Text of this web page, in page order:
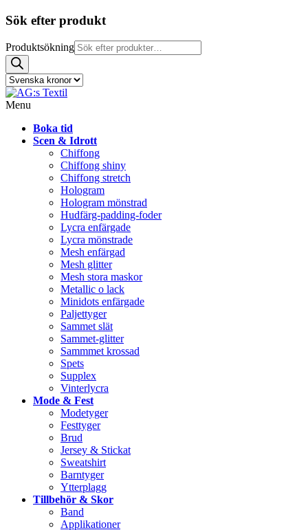
Sök efter produkt
Produktsökning
Menu
Boka tid
Scen & Idrott
Chiffong
Chiffong shiny
Chiffong stretch
Hologram
Hologram mönstrad
Hudfärg-padding-foder
Lycra enfärgade
Lycra mönstrade
Mesh enfärgad
Mesh glitter
Mesh stora maskor
Metallic o lack
Minidots enfärgade
Paljettyger
Sammet slät
Sammet-glitter
Sammmet krossad
Spets
Supplex
Vinterlycra
Mode & Fest
Modetyger
Festtyger
Brud
Jersey & Stickat
Sweatshirt
Barntyger
Ytterplagg
Tillbehör & Skor
Band
Applikationer